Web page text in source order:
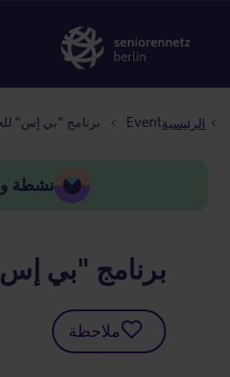
الرئيسيةEvent برنامج "بي إس"
نشطة
برنامج "بي
ملاحظة